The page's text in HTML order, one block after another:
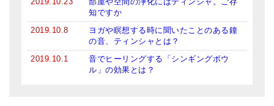
知ですか
2019.10.8
ヨガや瞑想する時に聞いたことのある鐘
の音、ティンシャとは？
2019.10.1
音でヒーリングする「シンギングボウ
ル」の効果とは？